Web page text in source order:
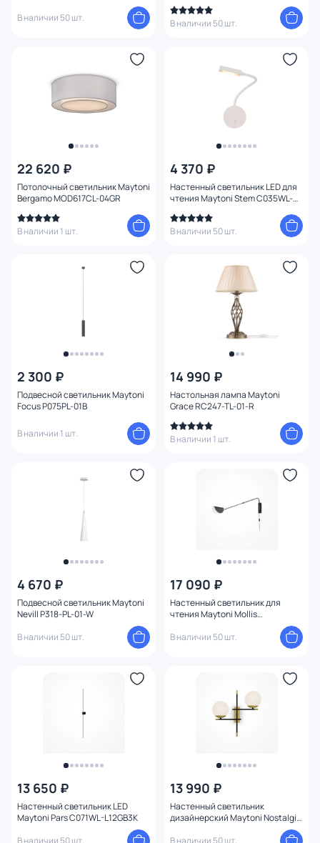
В наличии 50 шт. В наличии 50 шт.
22 620 ₽
Потолочный светильник Maytoni
Bergamo MOD617CL-04GR
В наличии 1 шт.
4 370 ₽
Настенный светильник LED для
чтения Maytoni Stem C035WL-
В наличии 50 шт.
2 300 ₽
Подвесной светильник Maytoni
Focus P075PL-01B
В наличии 1 шт.
14 990 ₽
Настольная лампа Maytoni
Grace RC247-TL-01-R
В наличии 1 шт.
4 670 ₽
Подвесной светильник Maytoni
Nevill P318-PL-01-W
В наличии 50 шт.
17 090 ₽
Настенный светильник для
чтения Maytoni Mollis
В наличии 50 шт.
13 650 ₽
Настенный светильник LED
Maytoni Pars C071WL-L12GB3K
В наличии 50 шт.
13 990 ₽
Настенный светильник
дизайнерский Maytoni Nostalgia
В наличии 50 шт.